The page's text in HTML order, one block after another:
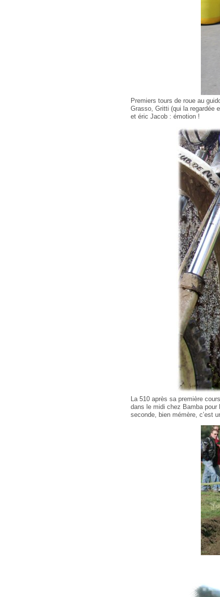
Premiers tours de roue au
Grasso, Gritti (qui la regardée
et éric Jacob : émotion !
La 510 après sa première
dans le midi chez Bamba
seconde, bien mémère, c’est